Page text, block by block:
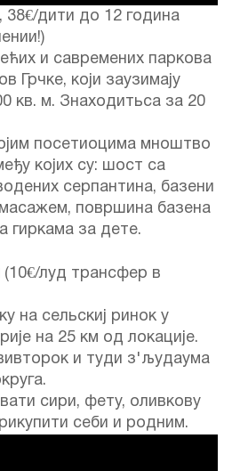
38€/дити до 12 година
и савремених паркова
Грчке, који заузимају
кв. м. Знаходитьса за 20
посетиоцима мноштво
којих су: шост са
серпантина, базени
површина базена
гиркама за дете.
(10€/луд трансфер в
на сельскиј ринок у
на 25 км од локације.
и туди з'људаума
сири, фету, оливкову
себи и родним.